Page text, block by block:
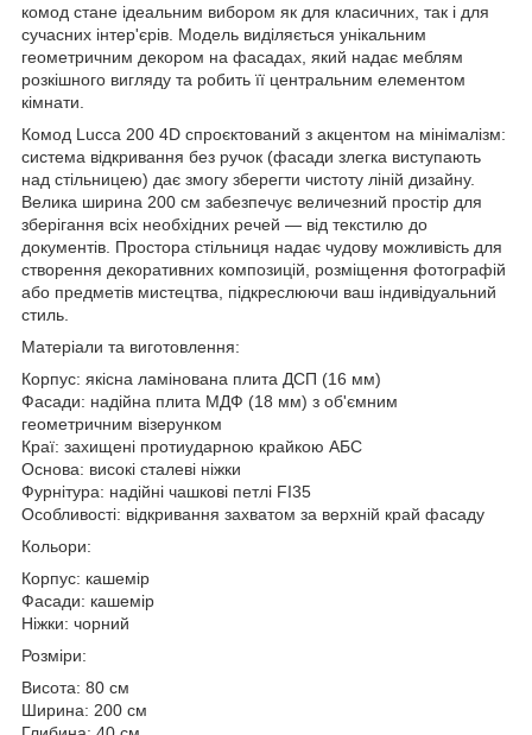
комод стане ідеальним вибором як для класичних, так і для
сучасних інтер'єрів. Модель виділяється унікальним
геометричним декором на фасадах, який надає меблям
розкішного вигляду та робить її центральним елементом
кімнати.
Комод Lucca 200 4D спроєктований з акцентом на мінімалізм:
система відкривання без ручок (фасади злегка виступають
над стільницею) дає змогу зберегти чистоту ліній дизайну.
Велика ширина 200 см забезпечує величезний простір для
зберігання всіх необхідних речей — від текстилю до
документів. Простора стільниця надає чудову можливість для
створення декоративних композицій, розміщення фотографій
або предметів мистецтва, підкреслюючи ваш індивідуальний
стиль.
Матеріали та виготовлення:
Корпус: якісна ламінована плита ДСП (16 мм)
Фасади: надійна плита МДФ (18 мм) з об'ємним
геометричним візерунком
Краї: захищені протиударною крайкою АБС
Основа: високі сталеві ніжки
Фурнітура: надійні чашкові петлі FI35
Особливості: відкривання захватом за верхній край фасаду
Кольори:
Корпус: кашемір
Фасади: кашемір
Ніжки: чорний
Розміри:
Висота: 80 см
Ширина: 200 см